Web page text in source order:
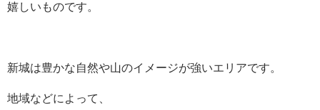
嬉しいものです。
新城は豊かな自然や山のイメージが強いエリアです。
地域などによって、